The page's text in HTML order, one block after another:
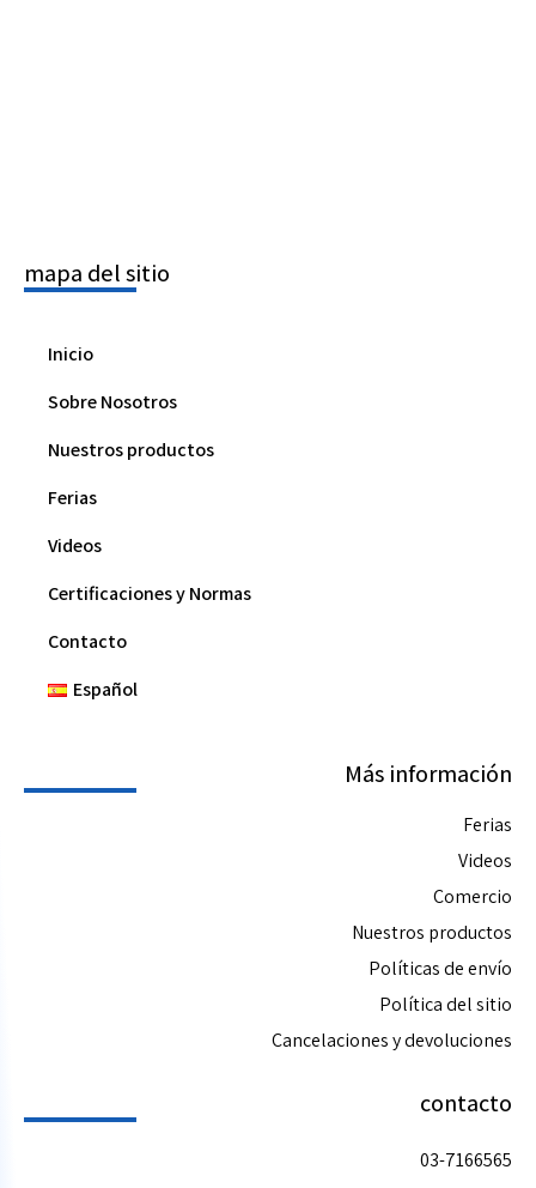
mapa del sitio
Inicio
Sobre Nosotros
Nuestros productos
Ferias
Videos
Certificaciones y Normas
Contacto
Español
Más información
Ferias
Videos
Comercio
Nuestros productos
Políticas de envío
Política del sitio
Cancelaciones y devoluciones
contacto
03-7166565